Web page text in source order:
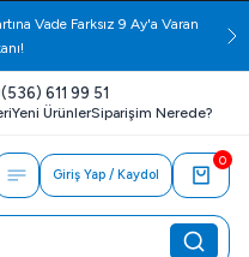
Vade Farksız 9 Ay'a Varan
611 99 51
Yeni ÜrünlerSiparişim Nerede?
Giriş Yap / Kaydol
0